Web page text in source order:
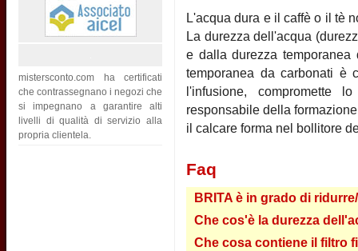
mistersconto.com ha certificati
che contrassegnano i negozi che
si impegnano a garantire alti
livelli di qualità di servizio alla
propria clientela.
L'acqua dura e il caffè o il tè
La durezza dell'acqua
e dalla durezza
temporanea da carbonati è
l'infusione, compromette
responsabile della
il calcare forma nel bollitore
Faq
BRITA è in grado di
Che cos'è la durezza
Che cosa contiene il filtro